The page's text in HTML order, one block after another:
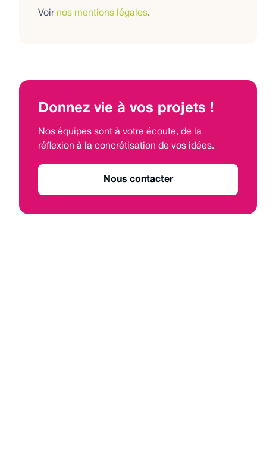
Voir nos mentions légales.
Donnez vie à vos projets !
Nos équipes sont à votre écoute, de la
réflexion à la concrétisation de vos idées.
Nous contacter